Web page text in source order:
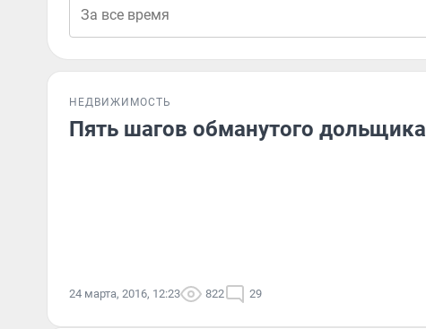
НЕДВИЖИМОСТЬ
Пять шагов обманутого дольщика
24 марта, 2016, 12:23 822 29